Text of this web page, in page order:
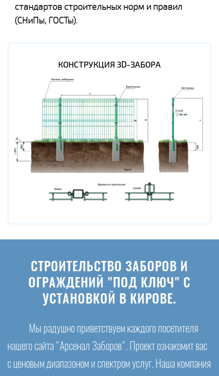
стандартов строительных норм и правил
(СНиПы, ГОСТы).
КОНСТРУКЦИЯ 3D-ЗАБОРА
СТРОИТЕЛЬСТВО ЗАБОРОВ И
ОГРАЖДЕНИЙ "ПОД КЛЮЧ" С
УСТАНОВКОЙ В КИРОВЕ.
Мы радушно приветствуем каждого посетителя
нашего сайта "Арсенал Заборов". Проект ознакомит вас
с ценовым диапазоном и спектром услуг. Наша компания